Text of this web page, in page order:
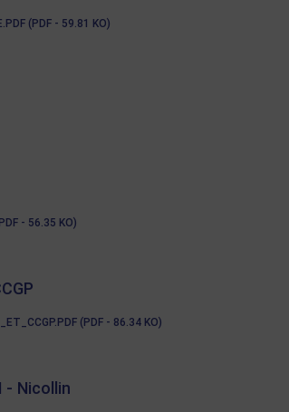
(PDF - 59.81 KO)
- 56.35 KO)
(PDF - 86.34 KO)
- Nicollin